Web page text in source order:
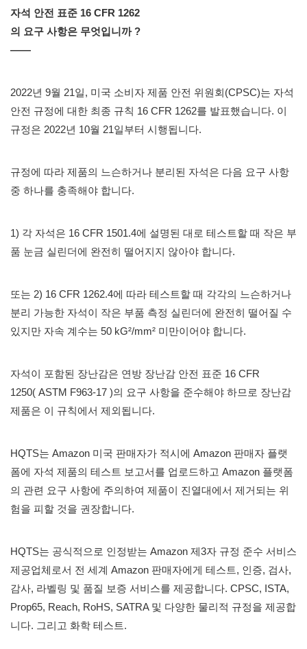
자석 안전 표준 16 CFR 1262
의 요구 사항은 무엇입니까 ?
——
2022년 9월 21일, 미국 소비자 제품 안전 위원회(CPSC)는 자석
안전 규정에 대한 최종 규칙 16 CFR 1262를 발표했습니다. 이
규정은 2022년 10월 21일부터 시행됩니다.
규정에 따라 제품의 느슨하거나 분리된 자석은 다음 요구 사항
중 하나를 충족해야 합니다.
1) 각 자석은 16 CFR 1501.4에 설명된 대로 테스트할 때 작은 부
품 눈금 실린더에 완전히 떨어지지 않아야 합니다.
또는 2) 16 CFR 1262.4에 따라 테스트할 때 각각의 느슨하거나
분리 가능한 자석이 작은 부품 측정 실린더에 완전히 떨어질 수
있지만 자속 계수는 50 kG²/mm² 미만이어야 합니다.
자석이 포함된 장난감은 연방 장난감 안전 표준 16 CFR
1250( ASTM F963-17 )의 요구 사항을 준수해야 하므로 장난감
제품은 이 규칙에서 제외됩니다.
HQTS는 Amazon 미국 판매자가 적시에 Amazon 판매자 플랫
폼에 자석 제품의 테스트 보고서를 업로드하고 Amazon 플랫폼
의 관련 요구 사항에 주의하여 제품이 진열대에서 제거되는 위
험을 피할 것을 권장합니다.
HQTS는 공식적으로 인정받는 Amazon 제3자 규정 준수 서비스
제공업체로서 전 세계 Amazon 판매자에게 테스트, 인증, 검사,
감사, 라벨링 및 품질 보증 서비스를 제공합니다. CPSC, ISTA,
Prop65, Reach, RoHS, SATRA 및 다양한 물리적 규정을 제공합
니다. 그리고 화학 테스트.